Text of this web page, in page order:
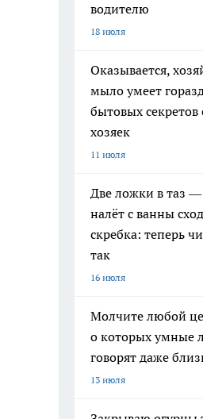
водителю
18 июля
Оказывается,
мыло умеет
бытовых
хозяек
11 июля
Две ложки в таз
налёт с ванны
скребка: теперь
так
16 июля
Молчите любой
о которых умные
говорят даже
13 июля